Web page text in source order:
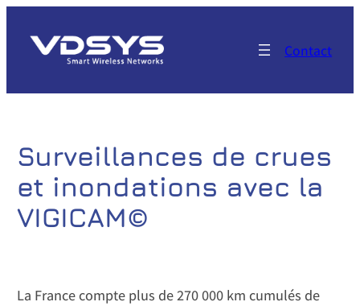
contenu
Contact
Surveillances de crues
et inondations avec la
VIGICAM©
La France compte plus de 270 000 km cumulés de